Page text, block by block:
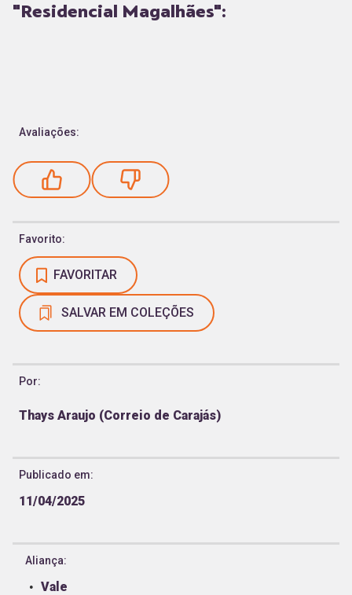
"Residencial Magalhães":
Avaliações:
Favorito:
FAVORITAR
SALVAR EM COLEÇÕES
Por:
Thays Araujo (Correio de Carajás)
Publicado em:
11/04/2025
Aliança:
Vale